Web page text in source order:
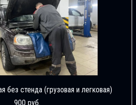
без стенда (грузовая и легковая)
900 руб.